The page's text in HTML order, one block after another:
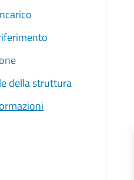
della struttura